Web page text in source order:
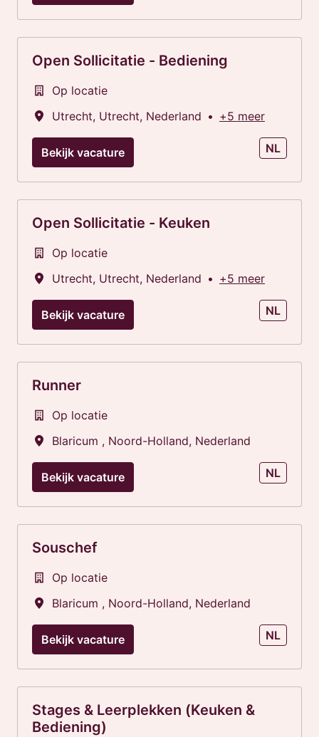
Open Sollicitatie - Bediening
Op locatie
Utrecht, Utrecht, Nederland • +5 meer
Bekijk vacature NL
Open Sollicitatie - Keuken
Op locatie
Utrecht, Utrecht, Nederland • +5 meer
Bekijk vacature NL
Runner
Op locatie
Blaricum , Noord-Holland, Nederland
Bekijk vacature NL
Souschef
Op locatie
Blaricum , Noord-Holland, Nederland
Bekijk vacature NL
Stages & Leerplekken (Keuken &
Bediening)